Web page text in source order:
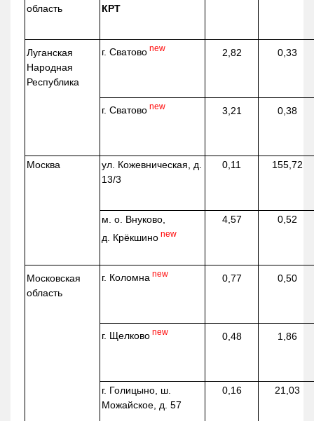
область
КРТ
Луганская
Народная
Республика
г. Сватово new 2,82 0,33
г. Сватово new 3,21 0,38
Москва ул. Кожевническая , д.
13/3
0,11 155,72
м. о. Внуково,
д. Крёкшино new
4,57 0,52
Московская
область
г. Коломна new 0,77 0,50
г. Щелково new 0,48 1,86
г. Голицыно, ш.
Можайское, д. 57
0,16 21,03